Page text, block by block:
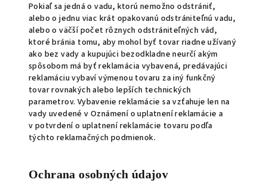
Pokiaľ sa jedná o vadu, ktorú nemožno odstrániť,
alebo o jednu viac krát opakovanú odstrániteľnú vadu,
alebo o väčší počet rôznych odstrániteľných vád,
ktoré bránia tomu, aby mohol byť tovar riadne užívaný
ako bez vady a kupujúci bezodkladne neurčí akým
spôsobom má byť reklamácia vybavená, predávajúci
reklamáciu vybaví výmenou tovaru za iný funkčný
tovar rovnakých alebo lepších technických
parametrov. Vybavenie reklamácie sa vzťahuje len na
vady uvedené v Oznámení o uplatnení reklamácie a
v potvrdení o uplatnení reklamácie tovaru podľa
týchto reklamačných podmienok.
Ochrana osobných údajov